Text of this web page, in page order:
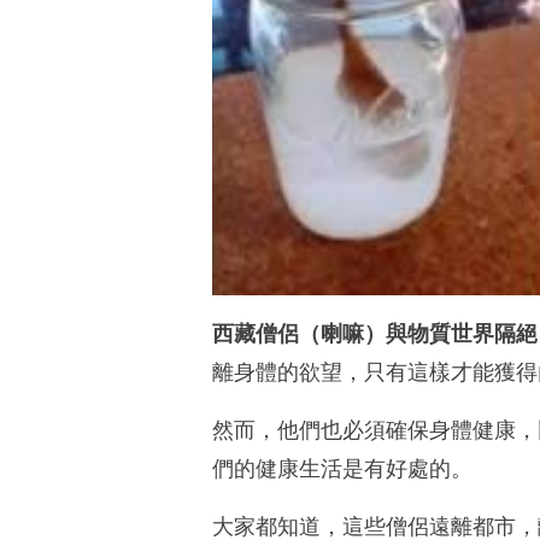
西藏僧侶（喇嘛）與物質世界隔絕
離身體的欲望，只有這樣才能獲
然而，他們也必須確保身體健康，
們的健康生活是有好處的。
大家都知道，這些僧侶遠離都市